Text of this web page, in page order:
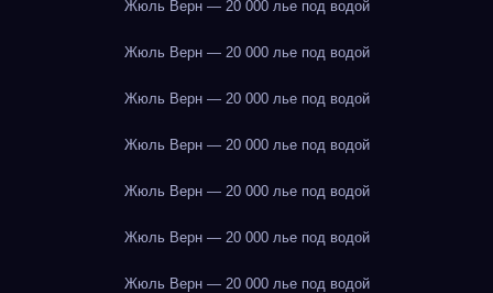
Жюль Верн — 20 000 лье под водой
Жюль Верн — 20 000 лье под водой
Жюль Верн — 20 000 лье под водой
Жюль Верн — 20 000 лье под водой
Жюль Верн — 20 000 лье под водой
Жюль Верн — 20 000 лье под водой
Жюль Верн — 20 000 лье под водой